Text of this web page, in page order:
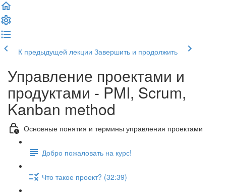
К предыдущей лекции Завершить и продолжить
Управление проектами и
продуктами - PMI, Scrum,
Kanban method
Основные понятия и термины управления проектами
Добро пожаловать на курс!
Что такое проект? (32:39)